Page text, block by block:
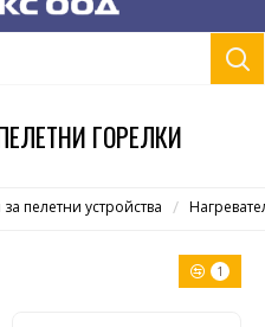
пелетни устройства
ГОРЕЛКИ
1